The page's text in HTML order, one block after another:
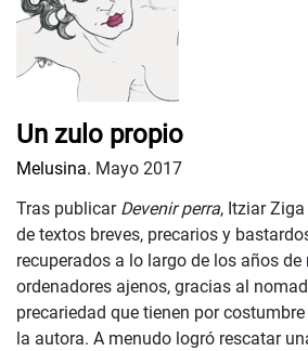
Un zulo propio
Melusina. Mayo 2017
Tras publicar Devenir perra, Itziar
de textos breves, precarios y
recuperados a lo largo de los años
ordenadores ajenos, gracias al
precariedad que tienen por
la autora. A menudo logró rescatar